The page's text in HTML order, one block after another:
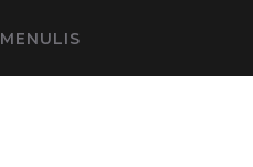
MENULIS